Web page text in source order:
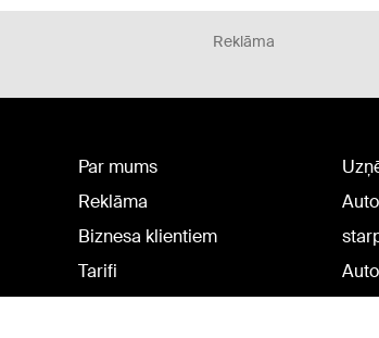
Reklāma
Par mums
Reklāma
Biznesa klientiem
Tarifi